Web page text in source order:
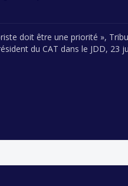
doit être une priorité »,
du CAT dans le JDD, 23